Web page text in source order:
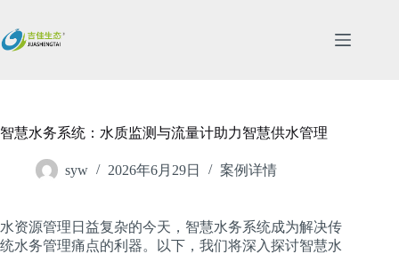
内
智慧水务系统：水质监测与流量计助力智慧供水管理
syw 2026年6月29日 案例详情
水资源管理日益复杂的今天，智慧水务系统成为解决传
统水务管理痛点的利器。以下，我们将深入探讨智慧水